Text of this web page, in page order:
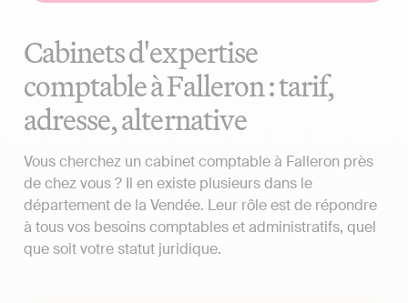
Cabinets d'expertise
comptable à Falleron : tarif,
adresse, alternative
Vous cherchez un cabinet comptable à Falleron près
de chez vous ? Il en existe plusieurs dans le
département de la Vendée. Leur rôle est de répondre
à tous vos besoins comptables et administratifs, quel
que soit votre statut juridique.